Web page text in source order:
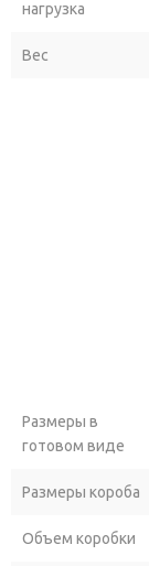
нагрузка
Вес
Размеры в
готовом виде
Размеры короба
Объем коробки